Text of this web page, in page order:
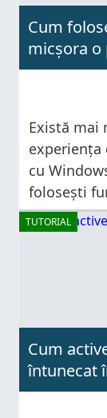
Cum
micșora o
Există mai
experiența
cu
folosești
textul,
paginile
TUTORIAL
Cum
întunecat